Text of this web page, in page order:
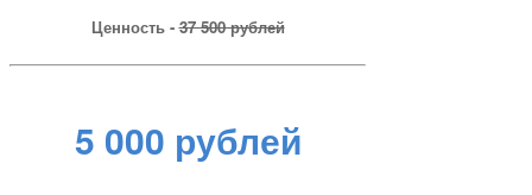
Ценность -37 500 рублей
5 000 рублей